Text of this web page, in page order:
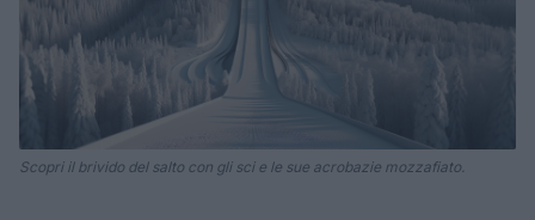
Scopri il brivido del salto con gli sci e le sue acrobazie mozzafiato.